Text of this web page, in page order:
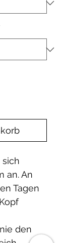
sich
an. An
Tagen
den